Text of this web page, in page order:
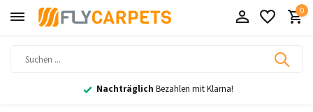
0
Nachträglich Bezahlen mit Klarna!